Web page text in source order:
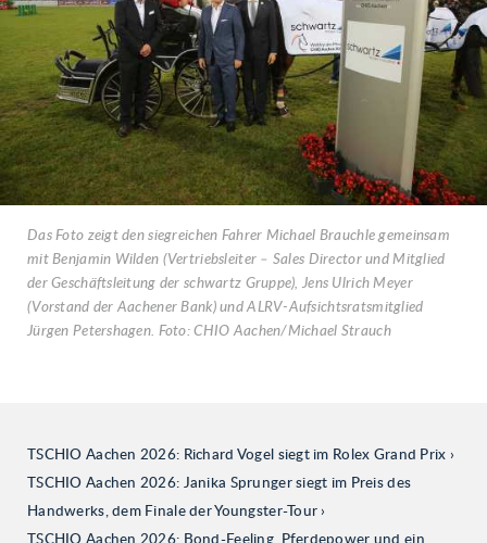
Das Foto zeigt den siegreichen Fahrer Michael Brauchle gemeinsam
mit Benjamin Wilden (Vertriebsleiter – Sales Director und Mitglied
der Geschäftsleitung der schwartz Gruppe), Jens Ulrich Meyer
(Vorstand der Aachener Bank) und ALRV-Aufsichtsratsmitglied
Jürgen Petershagen. Foto: CHIO Aachen/Michael Strauch
TSCHIO Aachen 2026: Richard Vogel siegt im Rolex Grand Prix
TSCHIO Aachen 2026: Janika Sprunger siegt im Preis des
Handwerks, dem Finale der Youngster-Tour
TSCHIO Aachen 2026: Bond-Feeling, Pferdepower und ein